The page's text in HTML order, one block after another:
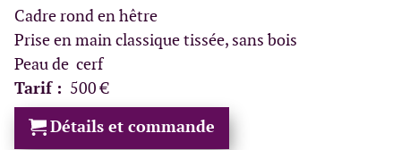
Cadre rond en hêtre
Prise en main classique tissée, sans bois
Peau de cerf
Tarif : 500 €
Détails et commande